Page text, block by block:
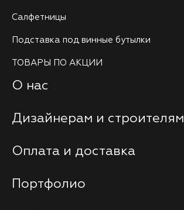
Салфетницы
Подставка под винные бутылки
ТОВАРЫ ПО АКЦИИ
О нас
Дизайнерам и строителям
Оплата и доставка
Портфолио